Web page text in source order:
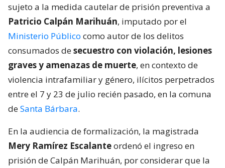
sujeto a la medida cautelar de prisión preventiva a
Patricio Calpán Marihuán, imputado por el
Ministerio Público como autor de los delitos
consumados desecuestro con violación, lesiones
graves y amenazas de muerte, en contexto de
violencia intrafamiliar y género, ilícitos perpetrados
entre el 7 y 23 de julio recién pasado, en la comuna
deSanta Bárbara.
En la audiencia de formalización, la magistrada
Mery Ramírez Escalanteordenó el ingreso en
prisión de Calpán Marihuán, por considerar que la